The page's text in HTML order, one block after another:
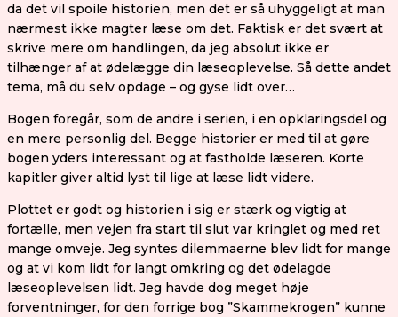
da det vil spoile historien, men det er så uhyggeligt at man
nærmest ikke magter læse om det. Faktisk er det svært at
skrive mere om handlingen, da jeg absolut ikke er
tilhænger af at ødelægge din læseoplevelse. Så dette andet
tema, må du selv opdage – og gyse lidt over…
Bogen foregår, som de andre i serien, i en opklaringsdel og
en mere personlig del. Begge historier er med til at gøre
bogen yders interessant og at fastholde læseren. Korte
kapitler giver altid lyst til lige at læse lidt videre.
Plottet er godt og historien i sig er stærk og vigtig at
fortælle, men vejen fra start til slut var kringlet og med ret
mange omveje. Jeg syntes dilemmaerne blev lidt for mange
og at vi kom lidt for langt omkring og det ødelagde
læseoplevelsen lidt. Jeg havde dog meget høje
forventninger, for den forrige bog ”Skammekrogen” kunne